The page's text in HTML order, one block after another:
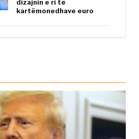
dizajnin e ri të
kartëmonedhave euro